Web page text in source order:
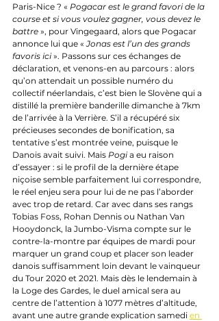
Paris-Nice ? « Pogacar est le grand favori de la
course et si vous voulez gagner, vous devez le
battre », pour Vingegaard, alors que Pogacar
annonce lui que « Jonas est l’un des grands
favoris ici ». Passons sur ces échanges de
déclaration, et venons-en au parcours : alors
qu’on attendait un possible numéro du
collectif néerlandais, c’est bien le Slovène qui a
distillé la première banderille dimanche à 7km
de l’arrivée à la Verrière. S’il a récupéré six
précieuses secondes de bonification, sa
tentative s’est montrée veine, puisque le
Danois avait suivi. Mais Pogi a eu raison
d’essayer : si le profil de la dernière étape
niçoise semble parfaitement lui correspondre,
le réel enjeu sera pour lui de ne pas l’aborder
avec trop de retard. Car avec dans ses rangs
Tobias Foss, Rohan Dennis ou Nathan Van
Hooydonck, la Jumbo-Visma compte sur le
contre-la-montre par équipes de mardi pour
marquer un grand coup et placer son leader
danois suffisamment loin devant le vainqueur
du Tour 2020 et 2021. Mais dès le lendemain à
la Loge des Gardes, le duel amical sera au
centre de l’attention à 1077 mètres d’altitude,
avant une autre grande explication samedi en